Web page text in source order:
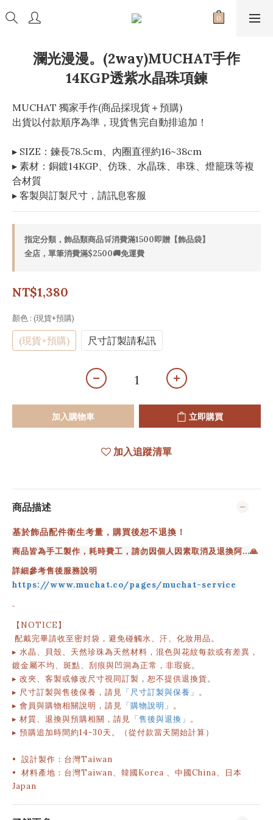
瀾光漫漫。(2way)MUCHAT手作
14KGP透紫水晶珠項鍊
MUCHAT 獨家手作(商品採現貨＋預購)
出貨以付款順序為準，現貨售完自動排追加！
▸ SIZE：鍊長78.5cm、內圈直徑約16~38cm
▸ 素材：銅鍍14KGP、仿珠、水晶珠、串珠、燈籠珠等複
合材質
▸ 客製與訂製尺寸，請訊息客服
指定分類，飾品類商品🛒消費滿1500即贈【飾品袋】
全店，單筆消費滿$2500🚚免運費
NT$1,380
顏色 : (現貨+預購)
(現貨+預購) 尺寸訂製請私訊
加入購物車 立即購買
加入追蹤清單
商品描述
基於飾品配件衛生考量，購買後恕不退換！
商品皆為手工製作，耗時費工，請勿因個人因素取消及退換阿...🙏
詳細參考售後服務說明
https://www.muchat.co/pages/muchat-service
-
【NOTICE】
配戴完畢請收至密封袋，避免碰觸水、汗、化妝用品。
▸ 水晶、貝殼、天然珍珠為天然材料，混色與花紋每款或有差異，
鍍金屬不均、斑點、刮痕與凹洞為正常，非瑕疵。
▸ 改夾、客製或修改尺寸視同訂製，恕不提供退換貨。
▸ 尺寸訂製與售後保養，請見 「尺寸訂製與保養」 。
▸ 會員與購物相關說明 ，請見 「購物說明」 。
▸ 材質、退換與預購相關，請見 「售後與退換」 。
▸ 預購追加時間約14-30天。（從付款當天開始計算）
• 設計製作：台灣Taiwan
• 材料產地：台灣Taiwan、韓國Korea 、中國China、日本
Japan